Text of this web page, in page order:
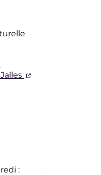
(ouverture dans
: